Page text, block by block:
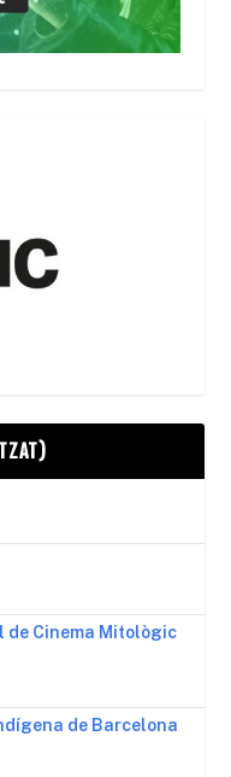
de Cinema Mitològic
de Barcelona